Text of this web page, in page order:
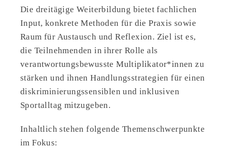
Die dreitägige Weiterbildung bietet fachlichen
Input, konkrete Methoden für die Praxis sowie
Raum für Austausch und Reflexion. Ziel ist es,
die Teilnehmenden in ihrer Rolle als
verantwortungsbewusste Multiplikator*innen zu
stärken und ihnen Handlungsstrategien für einen
diskriminierungssensiblen und inklusiven
Sportalltag mitzugeben.
Inhaltlich stehen folgende Themenschwerpunkte
im Fokus: